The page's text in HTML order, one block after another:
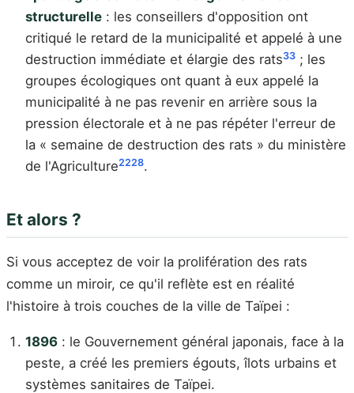
structurelle : les conseillers d'opposition ont
critiqué le retard de la municipalité et appelé à une
destruction immédiate et élargie des rats33 ; les
groupes écologiques ont quant à eux appelé la
municipalité à ne pas revenir en arrière sous la
pression électorale et à ne pas répéter l'erreur de
la « semaine de destruction des rats » du ministère
de l'Agriculture2228.
Et alors ?
Si vous acceptez de voir la prolifération des rats
comme un miroir, ce qu'il reflète est en réalité
l'histoire à trois couches de la ville de Taïpei :
1896 : le Gouvernement général japonais, face à la
peste, a créé les premiers égouts, îlots urbains et
systèmes sanitaires de Taïpei.